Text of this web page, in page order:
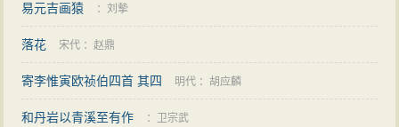
易元吉画猿 ：刘摰
落花 宋代 ：赵鼎
寄李惟寅欧祯伯四首 其四 明代 ：胡应麟
和丹岩以青溪至有作 ： 卫宗武